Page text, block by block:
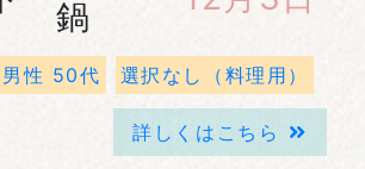
鍋
男性 50代 選択なし（料理用）
詳しくはこちら